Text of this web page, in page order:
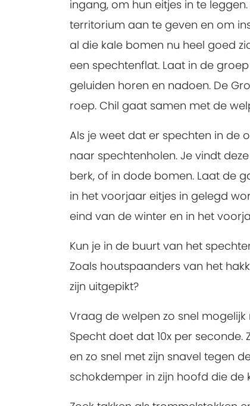
ingang, om hun eitjes in te
territorium aan te geven en om
al die kale bomen nu heel goed
een spechtenflat. Laat in de
geluiden horen en nadoen. De
roep. Chil gaat samen met de
Als je weet dat er spechten in de
naar spechtenholen. Je vindt
berk, of in dode bomen. Laat de
in het voorjaar eitjes in gelegd
eind van de winter en in het
Kun je in de buurt van het
Zoals houtspaanders van het
zijn uitgepikt?
Vraag de welpen zo snel
Specht doet dat 10x per
en zo snel met zijn snavel tegen
schokdemper in zijn hoofd die de